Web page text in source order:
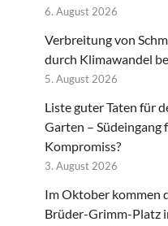
6. August 2026
Verbreitung von
durch Klimawandel
5. August 2026
Liste guter Taten für
Garten – Südeingang
Kompromiss?
3. August 2026
Im Oktober kommen
Brüder-Grimm-Platz